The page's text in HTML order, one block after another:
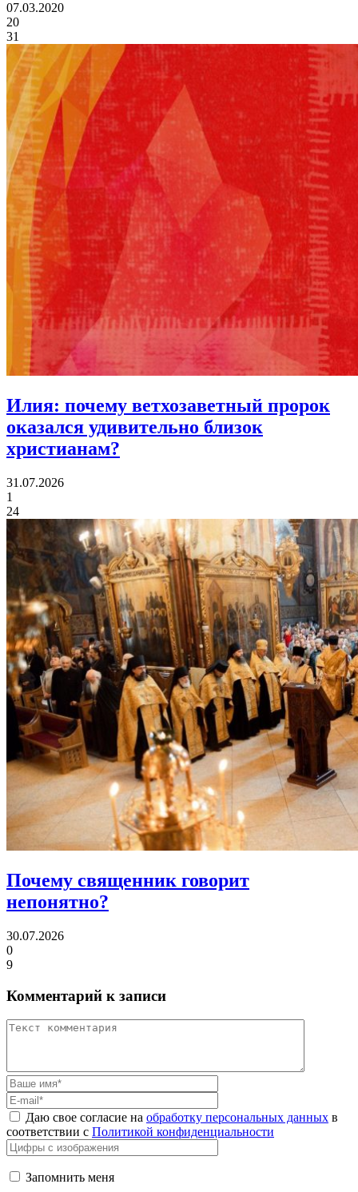
07.03.2020
20
31
Илия: почему ветхозаветный пророк
оказался удивительно близок
христианам?
31.07.2026
1
24
Почему священник говорит
непонятно?
30.07.2026
0
9
Комментарий к записи
Даю свое согласие на обработку персональных данных в
соответствии с Политикой конфиденциальности
Запомнить меня